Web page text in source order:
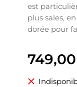
est
plus sales,
dorée pour
749,00